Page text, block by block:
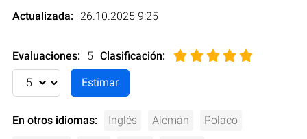
Actualizada: 26.10.2025 9:25
Evaluaciones: 5 Clasificación:
En otros idiomas: Inglés Alemán Polaco